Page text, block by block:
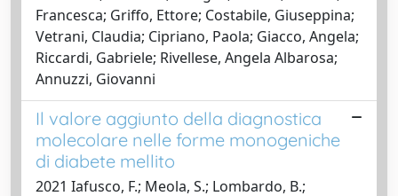
Francesca; Griffo, Ettore; Costabile, Giuseppina;
Vetrani, Claudia; Cipriano, Paola; Giacco, Angela;
Riccardi, Gabriele; Rivellese, Angela Albarosa;
Annuzzi, Giovanni
Il valore aggiunto della diagnostica
molecolare nelle forme monogeniche
di diabete mellito
2021 Iafusco, F.; Meola, S.; Lombardo, B.;